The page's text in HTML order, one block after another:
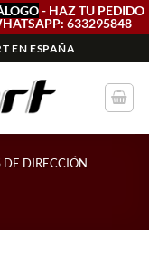
- HAZ TU PEDIDO
633295848
EN ESPAÑA
DE DIRECCIÓN